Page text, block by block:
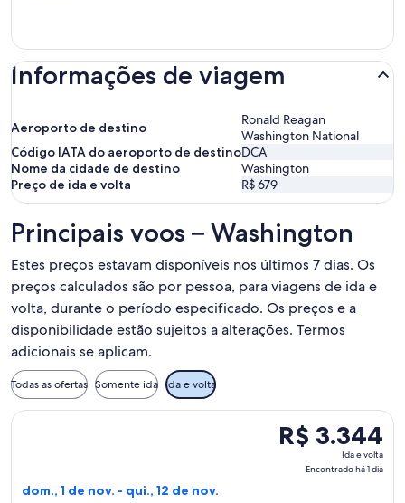
Informações de viagem
Aeroporto de destino
Ronald Reagan
Washington National
Código IATA do aeroporto de destinoDCA
Nome da cidade de destino
Washington
Preço de ida e volta
R$ 679
Principais voos – Washington
Estes preços estavam disponíveis nos últimos 7 dias. Os
preços calculados são por pessoa, para viagens de ida e
volta, durante o período especificado. Os preços e a
disponibilidade estão sujeitos a alterações. Termos
adicionais se aplicam.
Todas as ofertas Somente ida Ida e volta
R$ 3.344
Ida
R$ 3.344
Ida e volta
Encontrado há 1 dia
dom., 1 de nov. - qui., 12 de nov.
Selecionar o voo da Delta, que sai em dom., 1 de nov. de